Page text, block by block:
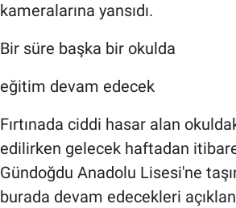
kameralarına yansıdı.
Bir süre başka bir okulda
eğitim devam edecek
Fırtınada ciddi hasar alan
edilirken gelecek haftadan
Gündoğdu Anadolu Lisesi'ne
burada devam edecekleri